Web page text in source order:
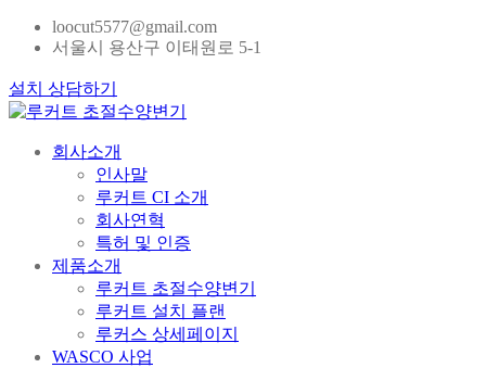
loocut5577@gmail.com
서울시 용산구 이태원로 5-1
설치 상담하기
회사소개
인사말
루커트 CI 소개
회사연혁
특허 및 인증
제품소개
루커트 초절수양변기
루커트 설치 플랜
루커스 상세페이지
WASCO 사업